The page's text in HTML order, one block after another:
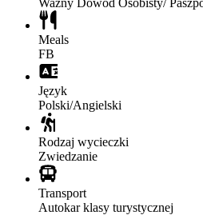
Meals
FB
Język
Polski/Angielski
Rodzaj wycieczki
Zwiedzanie
Transport
Autokar klasy turystycznej